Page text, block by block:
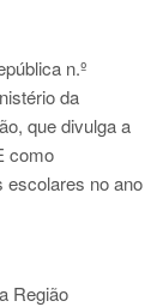
n.º
da
que divulga a
como
escolares no ano
Região